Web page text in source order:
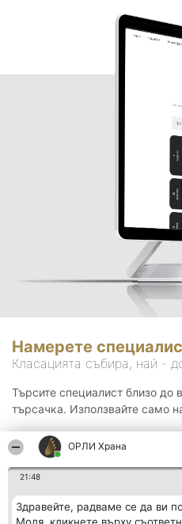
ОРЛИ Храна
21:48
Здравейте, радваме се да ви
Намерете
Класацията събира, най -
Търсите специалист близо до
търсачка. Използвайте само